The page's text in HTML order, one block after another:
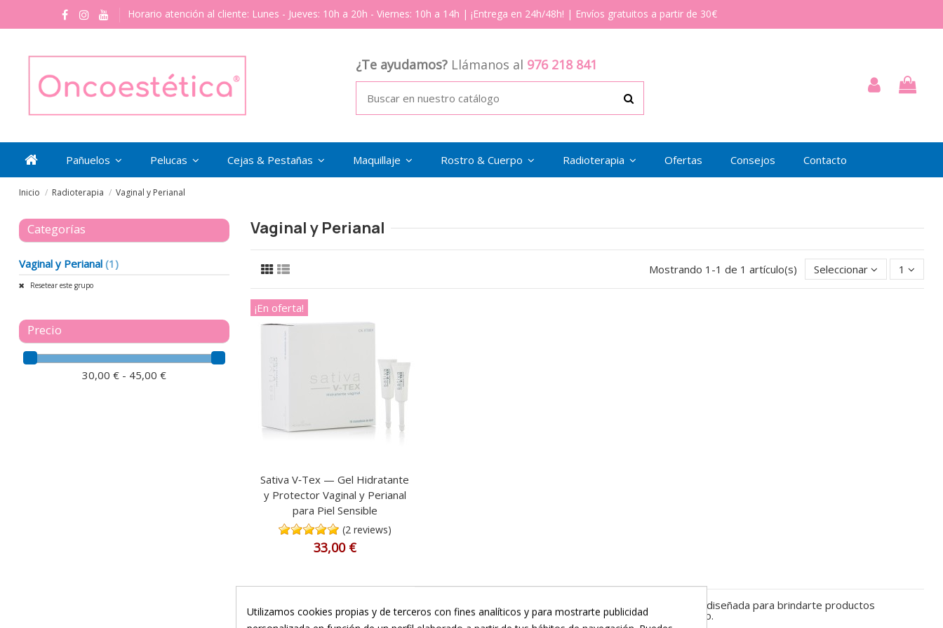
Horario atención al cliente: Lunes - Jueves: 10h a 20h - Viernes: 10h a 14h | ¡Entrega en 24h/48h! | Envíos gratuitos a partir de 30€
¿Te ayudamos? Llámanos al 976 218 841
Pañuelos Pelucas Cejas & Pestañas Maquillaje Rostro & Cuerpo Radioterapia Ofertas Consejos Contacto
Inicio Radioterapia Vaginal y Perianal
Vaginal y Perianal
Mostrando 1-1 de 1 artículo(s) Seleccionar 1
¡En oferta!
Sativa V‑Tex — Gel Hidratante
y Protector Vaginal y Perianal
para Piel Sensible
(2 reviews)
33,00 €
Nuestra categoría de cosmética cuidado vaginal y perianal durante la radioterapia está diseñada para brindarte productos
especialmente formulados para el cuidado y el bienestar de estas áreas durante el tratamiento.
Categorías
Vaginal y Perianal (1)
Resetear este grupo
Precio
30,00 € - 45,00 €
Utilizamos cookies propias y de terceros con fines analíticos y para mostrarte publicidad